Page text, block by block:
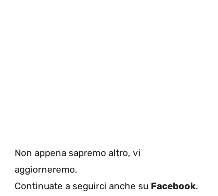
Non appena sapremo altro, vi
aggiorneremo.
Continuate a seguirci anche su Facebook.